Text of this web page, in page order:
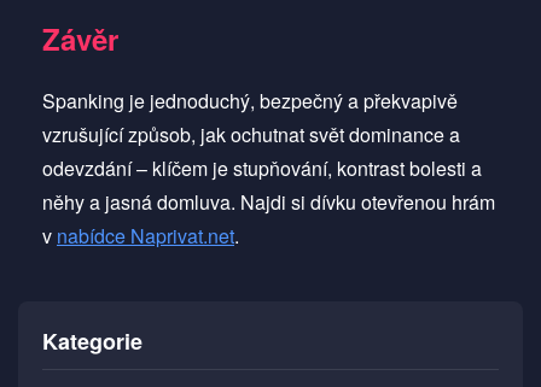
Závěr
Spanking je jednoduchý, bezpečný a překvapivě
vzrušující způsob, jak ochutnat svět dominance a
odevzdání – klíčem je stupňování, kontrast bolesti a
něhy a jasná domluva. Najdi si dívku otevřenou hrám
v nabídce Naprivat.net.
Kategorie